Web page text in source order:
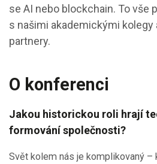
se AI nebo blockchain. To vše
s našimi akademickými
partnery.
O konferenci
Jakou historickou roli hrají
formování společnosti?
Svět kolem nás je komplikovaný –